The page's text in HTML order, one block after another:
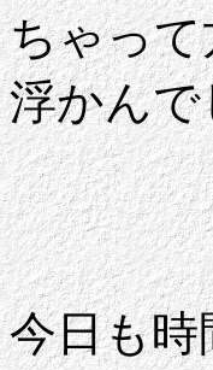
ちゃっ
浮かん
今日も